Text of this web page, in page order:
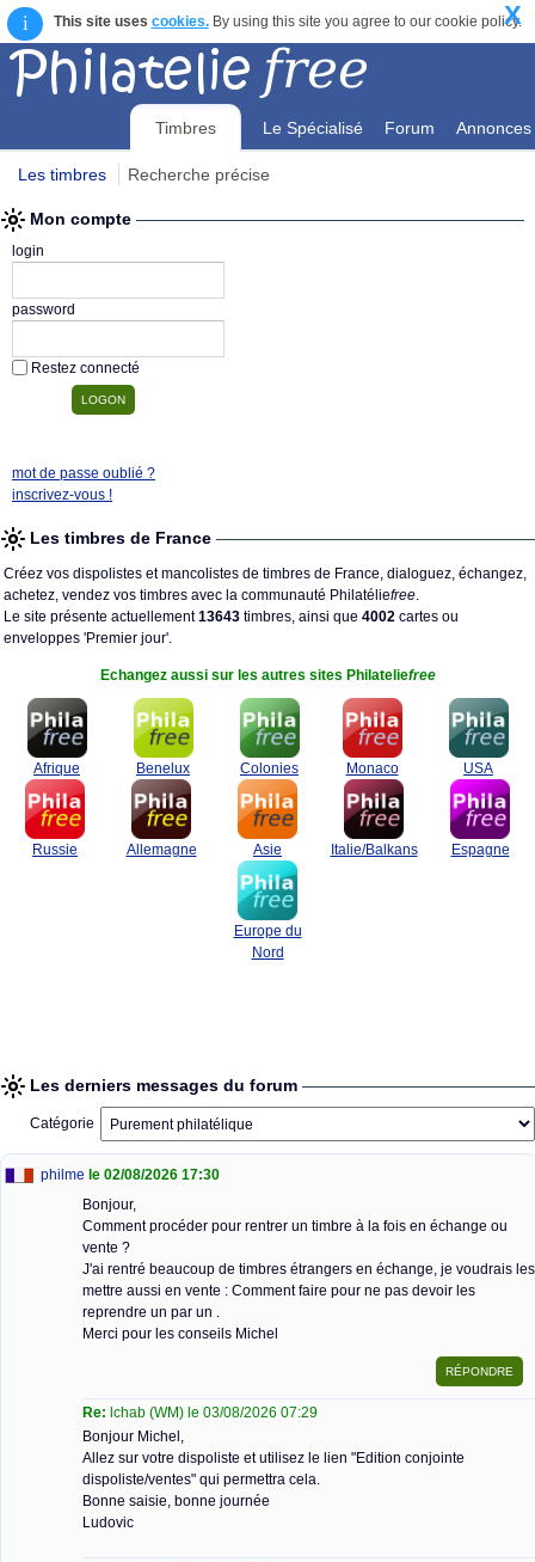
i This site uses cookies.By using this site you agree to our cookie policy.
X
Timbres Le Spécialisé Forum Annonces
Les timbres Recherche précise
Mon compte
login
password
Restez connecté
mot de passe oublié ?
inscrivez-vous !
Les timbres de France
Créez vos dispolistes et mancolistes de timbres de France, dialoguez, échangez,
achetez, vendez vos timbres avec la communauté Philatéliefree.
Le site présente actuellement13643 timbres, ainsi que 4002 cartes ou
enveloppes 'Premier jour'.
Echangez aussi sur les autres sites Philateliefree
Afrique Benelux Colonies Monaco USA
Russie Allemagne Asie Italie/Balkans Espagne
Europe du
Nord
Les derniers messages du forum
Catégorie
philme le 02/08/2026 17:30
Bonjour,
Comment procéder pour rentrer un timbre à la fois en échange ou
vente ?
J'ai rentré beaucoup de timbres étrangers en échange, je voudrais les
mettre aussi en vente : Comment faire pour ne pas devoir les
reprendre un par un .
Merci pour les conseils Michel
Re: lchab (WM) le 03/08/2026 07:29
Bonjour Michel,
Allez sur votre dispoliste et utilisez le lien "Edition conjointe
dispoliste/ventes" qui permettra cela.
Bonne saisie, bonne journée
Ludovic